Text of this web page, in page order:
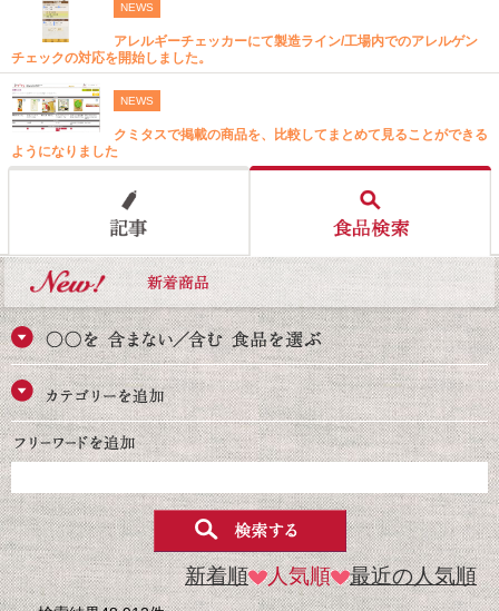
NEWS
アレルギーチェッカーにて製造ライン/工場内でのアレルゲン
チェックの対応を開始しました。
NEWS
クミタスで掲載の商品を、比較してまとめて見ることができる
ようになりました
新着順 人気順 最近の人気順